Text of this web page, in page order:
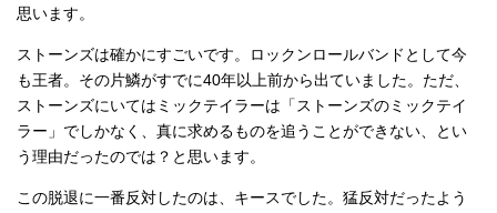
思います。
ストーンズは確かにすごいです。ロックンロールバンドとして今
も王者。その片鱗がすでに40年以上前から出ていました。ただ、
ストーンズにいてはミックテイラーは「ストーンズのミックテイ
ラー」でしかなく、真に求めるものを追うことができない、とい
う理由だったのでは？と思います。
この脱退に一番反対したのは、キースでした。猛反対だったよう